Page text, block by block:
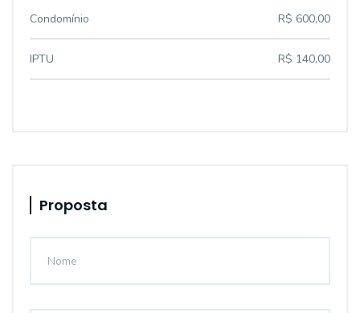
Condomínio R$ 600,00
IPTU R$ 140,00
Proposta